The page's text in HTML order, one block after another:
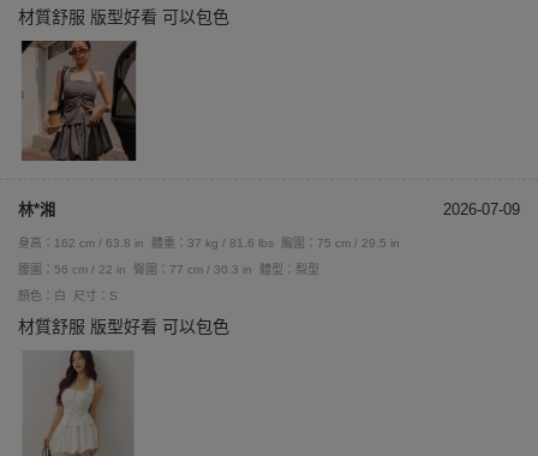
材質舒服 版型好看 可以包色
林*湘 2026-07-09
身高：162 cm / 63.8 in 體重：37 kg / 81.6 lbs
胸圍：75 cm / 29.5 in
腰圍：56 cm / 22 in
臀圍：77 cm / 30.3 in
體型：梨型
顏色：白
尺寸：S
材質舒服 版型好看 可以包色